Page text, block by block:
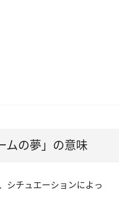
ムの夢」の意味
シチュエーションによっ